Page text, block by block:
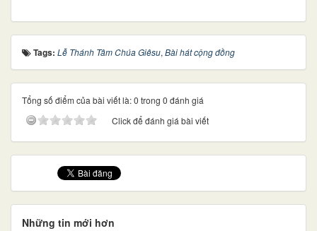
Tags: Lễ Thánh Tâm Chúa Giêsu, Bài hát cộng đồng
Tổng số điểm của bài viết là: 0 trong 0 đánh giá
Click để đánh giá bài viết
Những tin mới hơn